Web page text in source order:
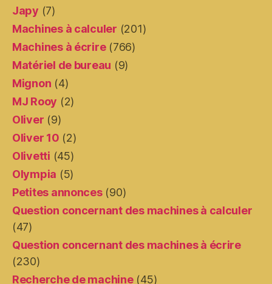
Japy (7)
Machines à calculer (201)
Machines à écrire(766)
Matériel de bureau (9)
Mignon (4)
MJ Rooy (2)
Oliver (9)
Oliver 10 (2)
Olivetti (45)
Olympia (5)
Petites annonces(90)
Question concernant des machines à calculer
(47)
Question concernant des machines à écrire
(230)
Recherche de machine(45)